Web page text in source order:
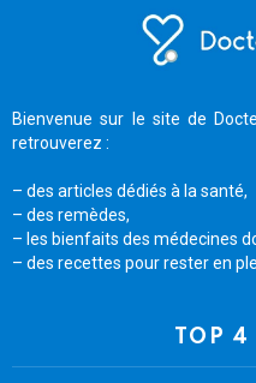
Bienvenue sur le site de
retrouverez :
– des articles dédiés à la santé,
– des remèdes,
– les bienfaits des médecines
– des recettes pour rester en
TOP 4